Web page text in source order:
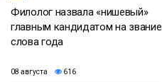
Филолог назвала «нишевый»
главным кандидатом на звание
слова года
08 августа 616